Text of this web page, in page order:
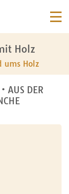
Holz
ums Holz
AUS DER